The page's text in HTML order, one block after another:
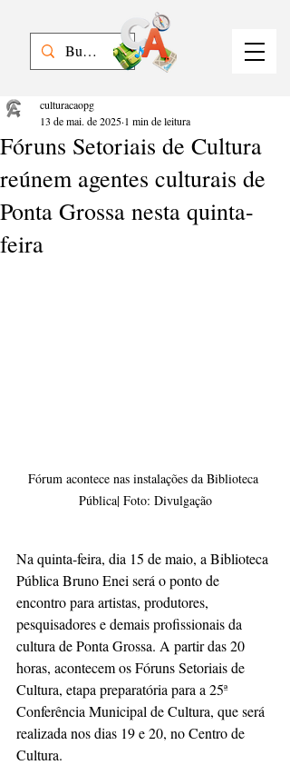
Fóruns Setoriais de Cultura
reúnem agentes culturais de
Ponta Grossa nesta quinta-
feira
culturacaopg
13 de mai. de 2025 1 min de leitura
Fórum acontece nas instalações da Biblioteca
Pública| Foto: Divulgação
Na quinta-feira, dia 15 de maio, a Biblioteca
Pública Bruno Enei será o ponto de
encontro para artistas, produtores,
pesquisadores e demais profissionais da
cultura de Ponta Grossa. A partir das 20
horas, acontecem os Fóruns Setoriais de
Cultura, etapa preparatória para a 25ª
Conferência Municipal de Cultura, que será
realizada nos dias 19 e 20, no Centro de
Cultura.